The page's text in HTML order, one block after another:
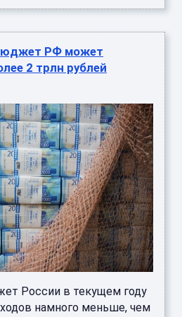
РФ может
2 трлн рублей
России в текущем году
намного меньше, чем